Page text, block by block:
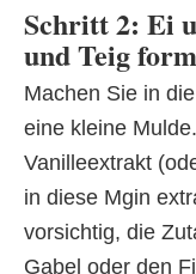
Schritt 2: Ei
und Teig
Machen Sie in
eine kleine
Vanilleextrakt
in diese Mgin
vorsichtig, die
Gabel oder den